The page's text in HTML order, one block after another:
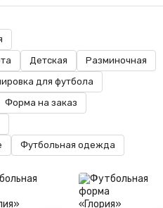
Детская
Разминочная
для футбола
Форма на заказ
Футбольная одежда